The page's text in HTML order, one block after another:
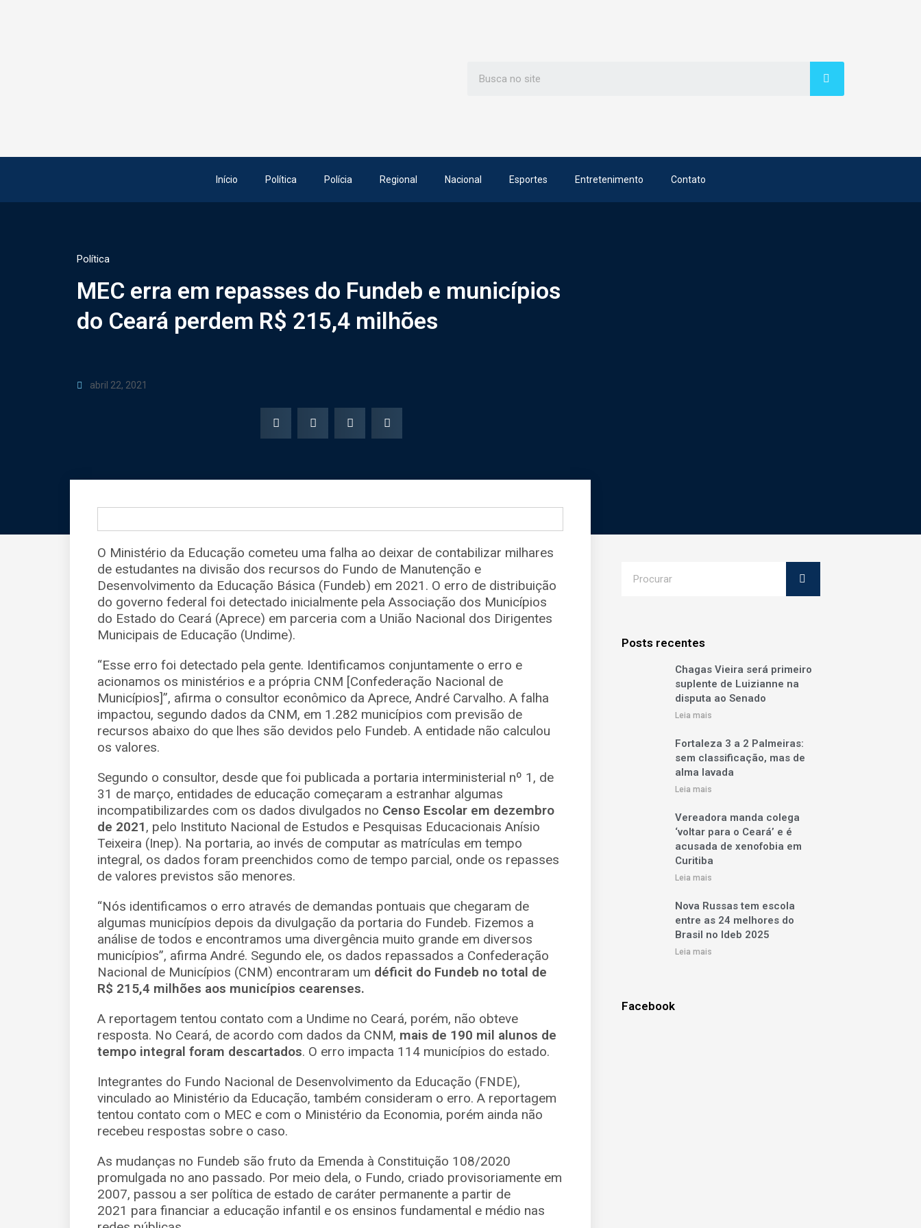
Início Política Polícia Regional Nacional Esportes Entretenimento Contato
Política
MEC erra em repasses do Fundeb e municípios
do Ceará perdem R$ 215,4 milhões
abril 22, 2021
O Ministério da Educação cometeu uma falha ao deixar de contabilizar milhares
de estudantes na divisão dos recursos do Fundo de Manutenção e
Desenvolvimento da Educação Básica (Fundeb) em 2021. O erro de distribuição
do governo federal foi detectado inicialmente pela Associação dos Municípios
do Estado do Ceará (Aprece) em parceria com a União Nacional dos Dirigentes
Municipais de Educação (Undime).
“Esse erro foi detectado pela gente. Identificamos conjuntamente o erro e
acionamos os ministérios e a própria CNM [Confederação Nacional de
Municípios]”, afirma o consultor econômico da Aprece, André Carvalho. A falha
impactou, segundo dados da CNM, em 1.282 municípios com previsão de
recursos abaixo do que lhes são devidos pelo Fundeb. A entidade não calculou
os valores.
Segundo o consultor, desde que foi publicada a portaria interministerial nº 1, de
31 de março, entidades de educação começaram a estranhar algumas
incompatibilizardes com os dados divulgados no Censo Escolar em dezembro
de 2021, pelo Instituto Nacional de Estudos e Pesquisas Educacionais Anísio
Teixeira (Inep). Na portaria, ao invés de computar as matrículas em tempo
integral, os dados foram preenchidos como de tempo parcial, onde os repasses
de valores previstos são menores.
“Nós identificamos o erro através de demandas pontuais que chegaram de
algumas municípios depois da divulgação da portaria do Fundeb. Fizemos a
análise de todos e encontramos uma divergência muito grande em diversos
municípios”, afirma André. Segundo ele, os dados repassados a Confederação
Nacional de Municípios (CNM) encontraram um déficit do Fundeb no total de
R$ 215,4 milhões aos municípios cearenses.
A reportagem tentou contato com a Undime no Ceará, porém, não obteve
resposta. No Ceará, de acordo com dados da CNM, mais de 190 mil alunos de
tempo integral foram descartados. O erro impacta 114 municípios do estado.
Integrantes do Fundo Nacional de Desenvolvimento da Educação (FNDE),
vinculado ao Ministério da Educação, também consideram o erro. A reportagem
tentou contato com o MEC e com o Ministério da Economia, porém ainda não
recebeu respostas sobre o caso.
As mudanças no Fundeb são fruto da Emenda à Constituição 108/2020
promulgada no ano passado. Por meio dela, o Fundo, criado provisoriamente em
2007, passou a ser política de estado de caráter permanente a partir de
2021 para financiar a educação infantil e os ensinos fundamental e médio nas
Posts recentes
Chagas Vieira será primeiro
suplente de Luizianne na
disputa ao Senado
Leia mais
Fortaleza 3 a 2 Palmeiras:
sem classificação, mas de
alma lavada
Leia mais
Vereadora manda colega
‘voltar para o Ceará’ e é
acusada de xenofobia em
Curitiba
Leia mais
Nova Russas tem escola
entre as 24 melhores do
Brasil no Ideb 2025
Leia mais
Facebook